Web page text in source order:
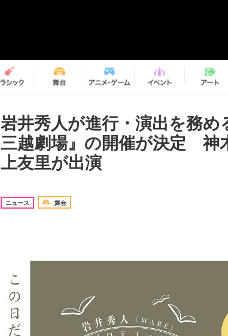
岩井秀人が進行・演出を務
三越劇場』の開催が決定 神
上友里が出演
ニュース 舞台